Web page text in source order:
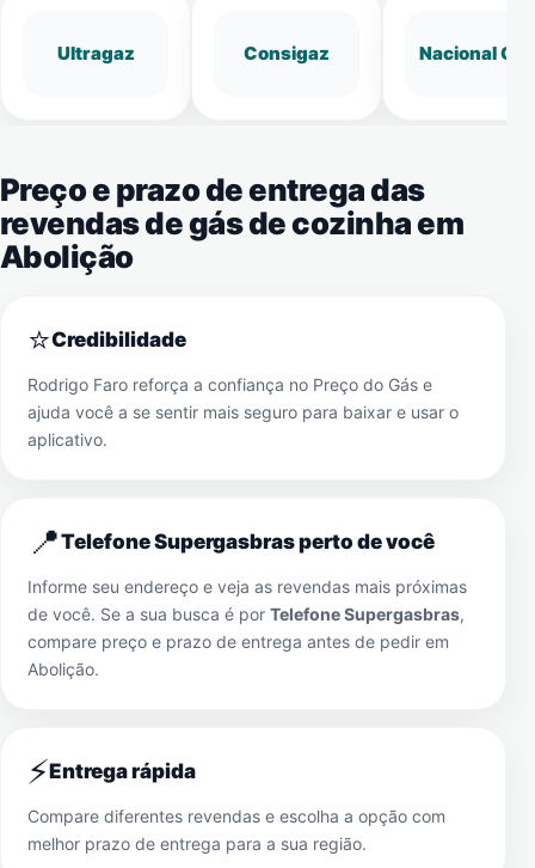
Ultragaz Consigaz Nacional Gás
Preço e prazo de entrega das
revendas de gás de cozinha em
Abolição
⭐Credibilidade
Rodrigo Faro reforça a confiança no Preço do Gás e
ajuda você a se sentir mais seguro para baixar e usar o
aplicativo.
📍Telefone Supergasbras perto de você
Informe seu endereço e veja as revendas mais próximas
de você. Se a sua busca é por Telefone Supergasbras,
compare preço e prazo de entrega antes de pedir em
Abolição.
⚡Entrega rápida
Compare diferentes revendas e escolha a opção com
melhor prazo de entrega para a sua região.